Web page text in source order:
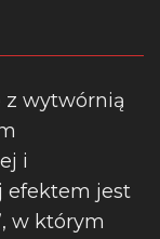
z wytwórnią
i
efektem jest
w którym